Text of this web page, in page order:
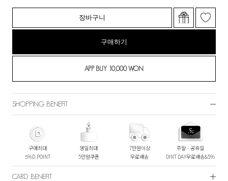
장바구니
구매하기
SHOPPING BENEFIT
구매최대
5%D.POINT
생일최대
5만원쿠폰
7만원이상
무료배송
주말ㆍ공휴일
DINT DAY무료배송&5%
CARD BENEFIT